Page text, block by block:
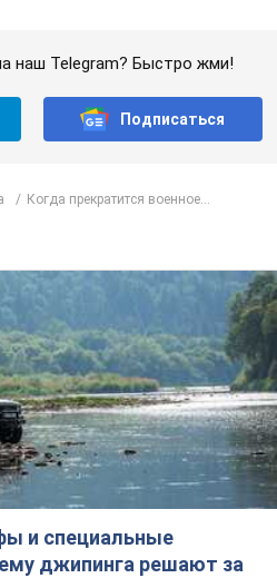
и специальные
джипинга решают за
пример со стран Европы
аномальной
ливень:
в реки. Видео